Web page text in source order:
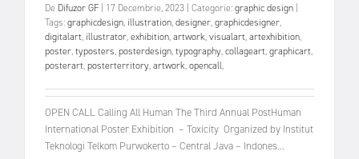
De Difuzor GF 17 Decembrie, 2023 Categorie:graphic design
Tags:graphicdesign, illustration,designer,graphicdesigner,
digitalart, illustrator,exhibition,artwork,visualart,artexhibition,
poster,typosters,posterdesign,typography,collageart,graphicart,
posterart,posterterritory,artwork,opencall,
OPEN CALL Calling All Human The Third Annual PostHuman
International Poster Exhibition – Toxicity Organized by Institut
Teknologi Telkom Purwokerto – Central Java – Indones...